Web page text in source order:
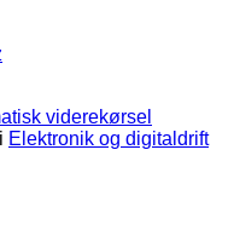
viderekørsel
Elektronik og digitaldrift